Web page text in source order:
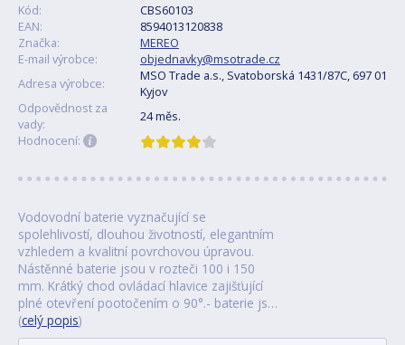
Kód:
CBS60103
EAN:
8594013120838
Značka:
MEREO
E-mail výrobce:
objednavky@msotrade.cz
Adresa výrobce:
MSO Trade a.s., Svatoborská 1431/87C, 697 01
Kyjov
Odpovědnost za
vady:
24 měs.
Hodnocení:
Vodovodní baterie vyznačující se
spolehlivostí, dlouhou životností, elegantním
vzhledem a kvalitní povrchovou úpravou.
Nástěnné baterie jsou v rozteči 100 i 150
mm. Krátký chod ovládací hlavice zajišťující
plné otevření pootočením o 90°.- baterie js…
(celý popis)